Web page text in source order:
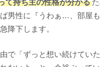
て持ち主の性格が分かる
男性に『うわぁ…、部屋
降下します。
で「ずっと想い続けてい